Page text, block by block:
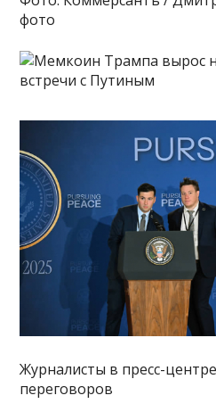
фото
Журналисты в пресс-
переговоров